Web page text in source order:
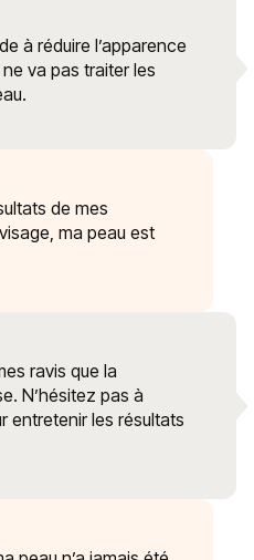
à réduire l’apparence
va pas traiter les
de mes
ma peau est
ravis que la
N’hésitez pas à
entretenir les résultats